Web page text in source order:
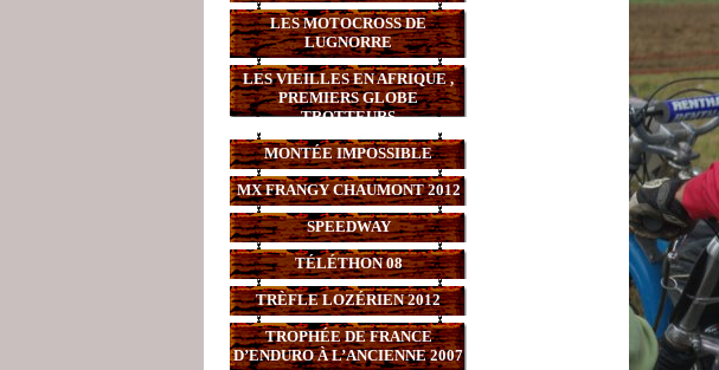
LES MOTOCROSS DE
LUGNORRE
LES VIEILLES EN AFRIQUE ,
PREMIERS GLOBE
TROTTEURS
MONTÉE IMPOSSIBLE
MX FRANGY CHAUMONT 2012
SPEEDWAY
TÉLÉTHON 08
TRÈFLE LOZÉRIEN 2012
TROPHÉE DE FRANCE
D’ENDURO À L’ANCIENNE 2007